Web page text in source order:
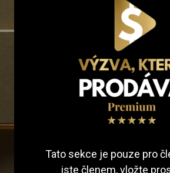
Tato sekce je pouze pro
jste členem, vložte